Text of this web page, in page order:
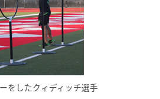
をしたクィディッチ選手